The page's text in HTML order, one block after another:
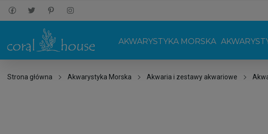
AKWARYSTYKA MORSKA
Strona główna Akwarystyka Morska Akwaria i zestawy akwariowe